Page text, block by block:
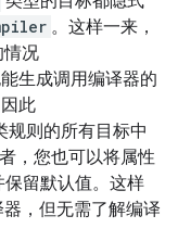
。这样一来，
情况
生成调用编译器的
此
规则的所有目标中
，您也可以将属性
保留默认值。这样
，但无需了解编译